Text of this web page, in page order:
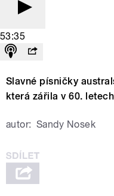
53:35
Slavné písničky
která zářila v 60.
autor: Sandy Nosek